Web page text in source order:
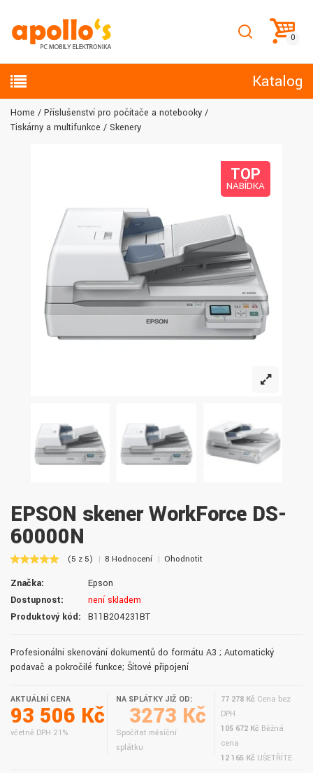
Katalog
Home
Příslušenství pro počítače a notebooky
Tiskárny a multifunkce
Skenery
TOP
NABÍDKA
EPSON skener WorkForce DS-
60000N
(5 z 5) 8 Hodnocení Ohodnotit
Značka:
Epson
Dostupnost:
není skladem
Produktový kód:
B11B204231BT
Profesionální skenování dokumentů do formátu A3 ; Automatický
podavač a pokročilé funkce; Šíťové připojení
AKTUÁLNÍ CENA
93 506 Kč
včetně DPH 21%
NA SPLÁTKY JIŽ OD:
3273 Kč
Spočítat měsíční
splátku
77 278 Kč Cena bez
DPH
105 672 Kč Běžná
cena
12 165 Kč UŠETŘÍTE